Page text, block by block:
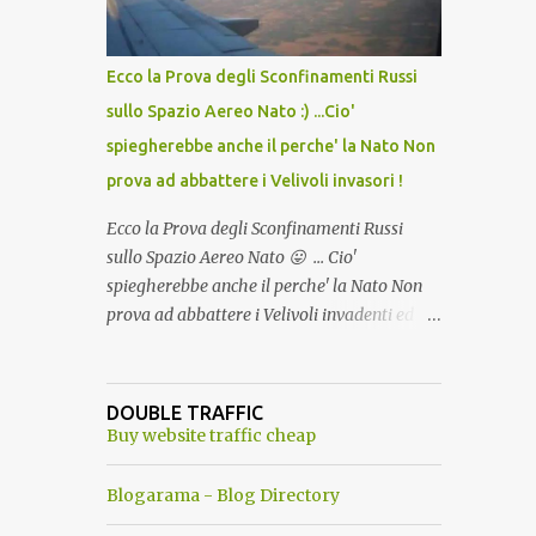
del Capo, era "spettacolare Ghiacciato, ma
andava bene anche, a Temperatura
Ambiente"! Riproponiamo l'articolo per NON
Ecco la Prova degli Sconfinamenti Russi
sullo Spazio Aereo Nato :) ...Cio'
spiegherebbe anche il perche' la Nato Non
prova ad abbattere i Velivoli invasori !
Ecco la Prova degli Sconfinamenti Russi
sullo Spazio Aereo Nato 😛 ... Cio'
spiegherebbe anche il perche' la Nato Non
prova ad abbattere i Velivoli invadenti ed
alcuna notizia di un'invasione dello spazio
aereo NATO da parte di un robot chiamato
ancora una fantasia Nato o forse una "False
DOUBLE TRAFFIC
Buy website traffic cheap
Blogarama - Blog Directory